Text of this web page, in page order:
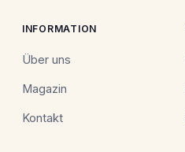
INFORMATION
Über uns
Magazin
Kontakt